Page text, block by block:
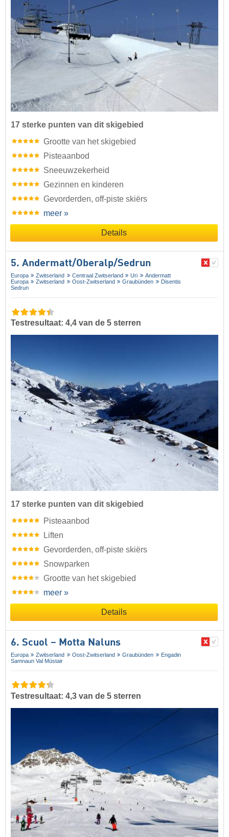
17 sterke punten van dit skigebied
Grootte van het skigebied
Pisteaanbod
Sneeuwzekerheid
Gezinnen en kinderen
Gevorderden, off-piste skiërs
meer »
Details
5. Andermatt/​Oberalp/​Sedrun
Europa Zwitserland Centraal Zwitserland Uri
Andermatt
Europa
Zwitserland Oost-Zwitserland Graubünden
Disentis
Sedrun
Testresultaat: 4,4 van de 5 sterren
17 sterke punten van dit skigebied
Pisteaanbod
Liften
Gevorderden, off-piste skiërs
Snowparken
Grootte van het skigebied
meer »
Details
6. Scuol – Motta Naluns
Europa Zwitserland Oost-Zwitserland Graubünden
Engadin
Samnaun Val Müstair
Testresultaat: 4,3 van de 5 sterren